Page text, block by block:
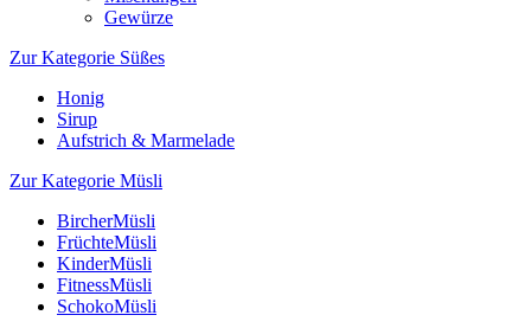
Gewürze
Zur Kategorie Süßes
Honig
Sirup
Aufstrich & Marmelade
Zur Kategorie Müsli
BircherMüsli
FrüchteMüsli
KinderMüsli
FitnessMüsli
SchokoMüsli